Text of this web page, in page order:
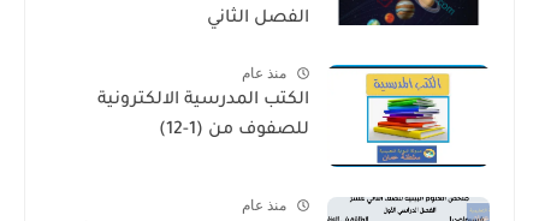
الفصل الثاني
منذ عام
الكتب المدرسية الالكترونية
للصفوف من (1-12)
منذ عام